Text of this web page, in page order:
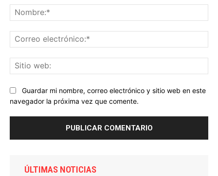
Guardar mi nombre, correo electrónico y sitio web en este
navegador la próxima vez que comente.
ÚLTIMAS NOTICIAS